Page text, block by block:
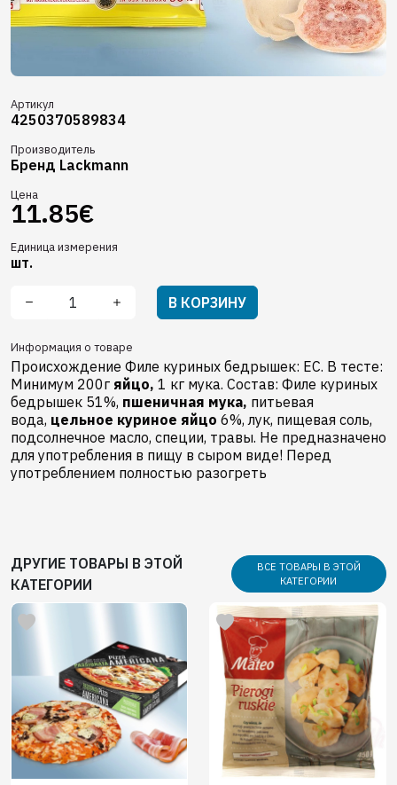
Артикул
4250370589834
Производитель
Бренд Lackmann
Цена
11.85€
Единица измерения
шт.
В КОРЗИНУ
Информация о товаре
Происхождение Филе куриных бедрышек: EC. В тесте:
Минимум 200г яйцо, 1 кг мука. Состав: Филе куриных
бедрышек 51%, пшеничная мука, питьевая
вода, цельное куриное яйцо 6%, лук, пищевая соль,
подсолнечное масло, cпеции, травы. Не предназначено
для употребления в пищу в сыром виде! Перед
употреблением полностью разогреть
ДРУГИЕ ТОВАРЫ В ЭТОЙ
КАТЕГОРИИ
ВСЕ ТОВАРЫ В ЭТОЙ
КАТЕГОРИИ